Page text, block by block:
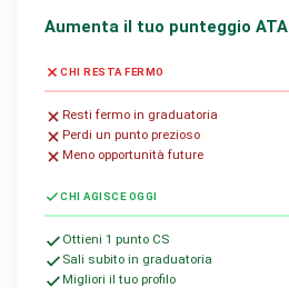
Aumenta il tuo punteggio ATA
CHI RESTA FERMO
Resti fermo in graduatoria
Perdi un punto prezioso
Meno opportunità future
CHI AGISCE OGGI
Ottieni 1 punto CS
Sali subito in graduatoria
Migliori il tuo profilo